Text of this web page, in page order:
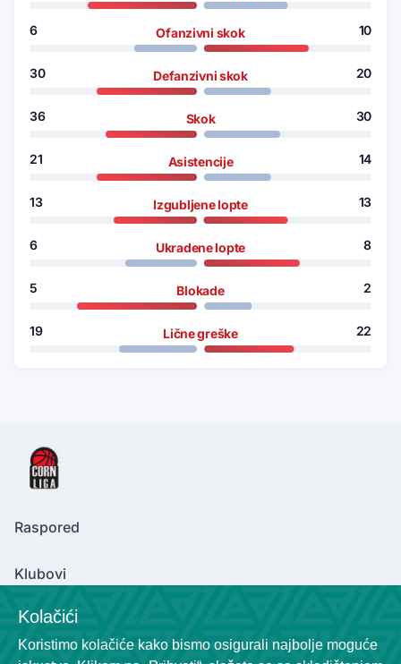
6
30
36
21
13
6
5
19
Ofanzivni skok
Defanzivni skok
Skok
Asistencije
Izgubljene lopte
Ukradene lopte
Blokade
Lične greške
10
20
30
14
13
8
2
22
Raspored
Klubovi
Contact Us
Kolačići
Koristimo kolačiće kako bismo osigurali najbolje moguće